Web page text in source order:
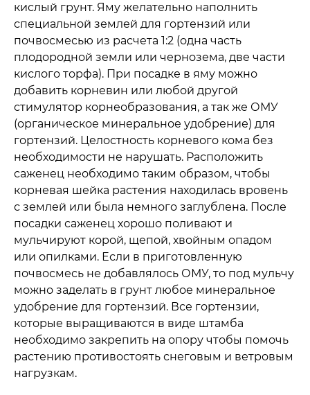
кислый грунт. Яму желательно наполнить
специальной землей для гортензий или
почвосмесью из расчета 1:2 (одна часть
плодородной земли или чернозема, две части
кислого торфа). При посадке в яму можно
добавить корневин или любой другой
стимулятор корнеобразования, а так же ОМУ
(органическое минеральное удобрение) для
гортензий. Целостность корневого кома без
необходимости не нарушать. Расположить
саженец необходимо таким образом, чтобы
корневая шейка растения находилась вровень
с землей или была немного заглублена. После
посадки саженец хорошо поливают и
мульчируют корой, щепой, хвойным опадом
или опилками. Если в приготовленную
почвосмесь не добавлялось ОМУ, то под мульчу
можно заделать в грунт любое минеральное
удобрение для гортензий. Все гортензии,
которые выращиваются в виде штамба
необходимо закрепить на опору чтобы помочь
растению противостоять снеговым и ветровым
нагрузкам.